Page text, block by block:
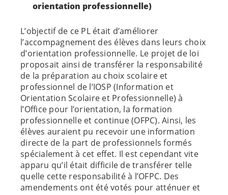
orientation professionnelle)
L’objectif de ce PL était d’améliorer
l’accompagnement des élèves dans leurs choix
d’orientation professionnelle. Le projet de loi
proposait ainsi de transférer la responsabilité
de la préparation au choix scolaire et
professionnel de l’IOSP (Information et
Orientation Scolaire et Professionnelle) à
l’Office pour l’orientation, la formation
professionnelle et continue (OFPC). Ainsi, les
élèves auraient pu recevoir une information
directe de la part de professionnels formés
spécialement à cet effet. Il est cependant vite
apparu qu’il était difficile de transférer telle
quelle cette responsabilité à l’OFPC. Des
amendements ont été votés pour atténuer et